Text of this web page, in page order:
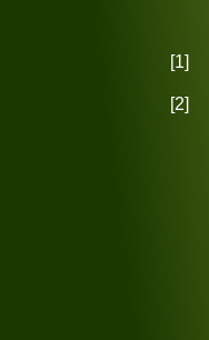
[1]
[2]